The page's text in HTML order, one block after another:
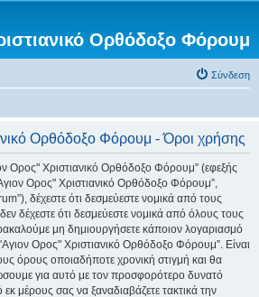
Ορθόδοξο Φόρουμ
Σύνδεση
Ορθόδοξο Φόρουμ - Όροι χρήσης
Ορος" Χριστιανικό Ορθόδοξο Φόρουμ” (εφεξής
Ορος" Χριστιανικό Ορθόδοξο Φόρουμ”,
δέχεστε ότι δεσμεύεστε νομικά από τους
δέχεστε ότι δεσμεύεστε νομικά από όλους τους
μη δημιουργήσετε κάποιον λογαριασμό
Ορος" Χριστιανικό Ορθόδοξο Φόρουμ”. Είναι
όρους οποιαδήποτε χρονική στιγμή και θα
για αυτό με τον προσφορότερο δυνατό
μέρους σας να ξαναδιαβάζετε τακτικά την